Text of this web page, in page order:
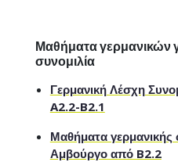
Μαθήματα γερμανικών
συνομιλία
Γερμανική Λέσχη
A2.2-B2.1
Μαθήματα γερμανικής
Αμβούργο από B2.2